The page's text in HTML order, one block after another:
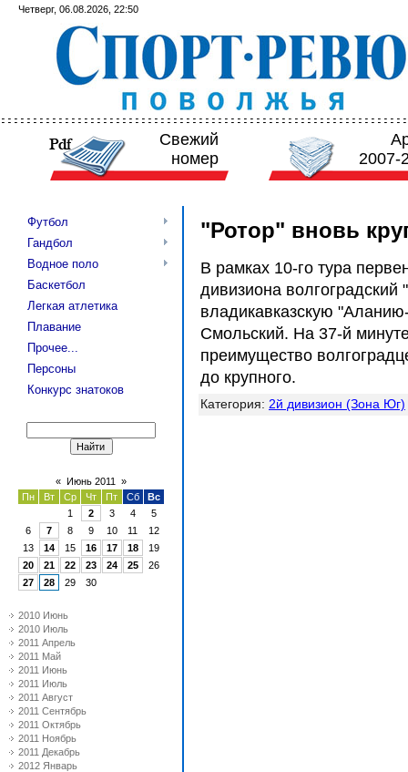
Четверг, 06.08.2026, 22:50
Свежий
номер
2007-
Футбол
Гандбол
Водное поло
Баскетбол
Легкая атлетика
Плавание
Прочее...
Персоны
Конкурс знатоков
« Июнь 2011
»
Пн
Вт Ср Чт Пт Сб
Вс
1
2 3 4
5
6
7 8 9 10 11
12
13
14 15 16 17 18
19
20
21 22 23 24 25
26
27
28 29 30
2010 Июнь
2010 Июль
2011 Апрель
2011 Май
2011 Июнь
2011 Июль
2011 Август
2011 Сентябрь
2011 Октябрь
2011 Ноябрь
2011 Декабрь
2012 Январь
"Ротор" вновь
В рамках 10-го тура
дивизиона
владикавказскую
Смольский. На 37-й
преимущество
до крупного.
Категория: 2й дивизион (Зона Юг)